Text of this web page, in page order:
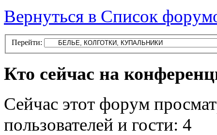
Вернуться в Список
Перейти:
Кто сейчас на
Сейчас этот форум
пользователей и гости: 4